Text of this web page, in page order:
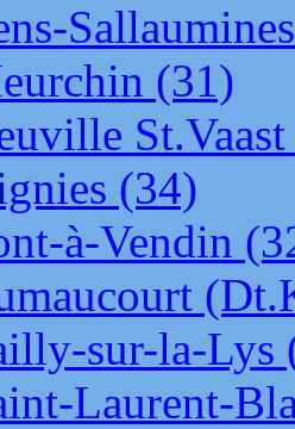
(31)
(34)
à-Vendin
sur-la-Lys
Laurent-